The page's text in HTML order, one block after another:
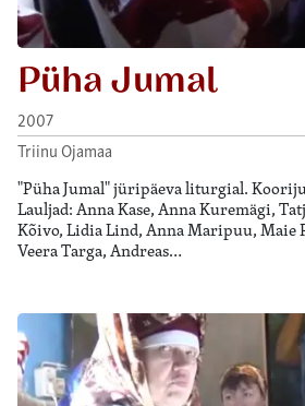
Püha Jumal
2007
Triinu Ojamaa
"Püha Jumal" jüripäeva liturgial.
Lauljad: Anna Kase, Anna Kuremägi,
Kõivo, Lidia Lind, Anna Maripuu, Maie
Veera Targa, Andreas…